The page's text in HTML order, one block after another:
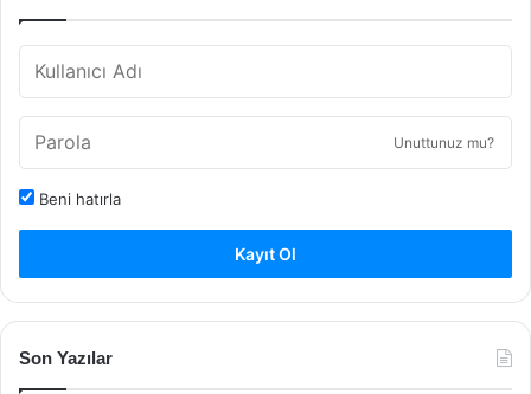
Unuttunuz mu?
Beni hatırla
Kayıt Ol
Son Yazılar